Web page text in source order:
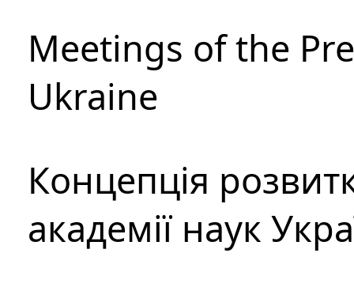
Meetings of the
Ukraine
Концепція
академії наук